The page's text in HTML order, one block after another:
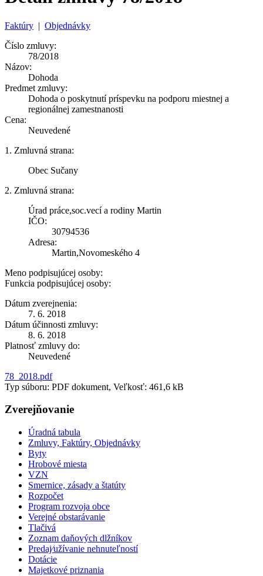
Faktúry | Objednávky
Číslo zmluvy:
78/2018
Názov:
Dohoda
Predmet zmluvy:
Dohoda o poskytnutí príspevku na podporu miestnej a
regionálnej zamestnanosti
Cena:
Neuvedené
1. Zmluvná strana:
Obec Sučany
2. Zmluvná strana:
Úrad práce,soc.vecí a rodiny Martin
IČO:
30794536
Adresa:
Martin,Novomeského 4
Meno podpisujúcej osoby:
Funkcia podpisujúcej osoby:
Dátum zverejnenia:
7. 6. 2018
Dátum účinnosti zmluvy:
8. 6. 2018
Platnosť zmluvy do:
Neuvedené
78_2018.pdf
Typ súboru: PDF dokument, Veľkosť: 461,6 kB
Zverejňovanie
Úradná tabula
Zmluvy, Faktúry, Objednávky
Byty
Hrobové miesta
VZN
Smernice, zásady a štatúty
Rozpočet
Program rozvoja obce
Verejné obstarávanie
Tlačivá
Zoznam daňových dlžníkov
Predaj⁄užívanie nehnuteľností
Dotácie
Majetkové priznania